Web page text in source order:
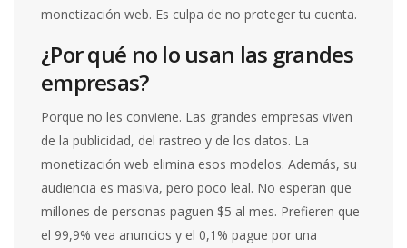
monetización web. Es culpa de no proteger tu cuenta.
¿Por qué no lo usan las grandes
empresas?
Porque no les conviene. Las grandes empresas viven
de la publicidad, del rastreo y de los datos. La
monetización web elimina esos modelos. Además, su
audiencia es masiva, pero poco leal. No esperan que
millones de personas paguen $5 al mes. Prefieren que
el 99,9% vea anuncios y el 0,1% pague por una